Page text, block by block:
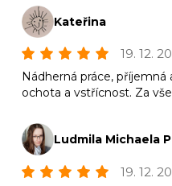
Kateřina
19. 12.
Nádherná práce,
ochota a vstřícnost. Za
Ludmila Michaela
19. 12.